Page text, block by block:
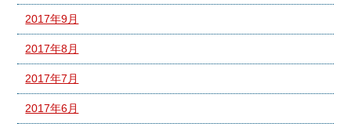
2017年9月
2017年8月
2017年7月
2017年6月